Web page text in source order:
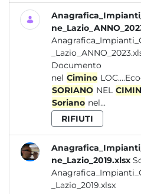
Documento
nel Cimino
SORIANO NEL
Soriano nel...
RIFIUTI
ne_Lazio_2019.xlsx
_Lazio_2019.xlsx